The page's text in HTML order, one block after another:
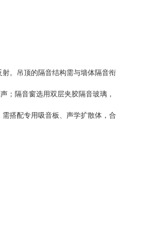
。吊顶的隔音结构需与墙体隔音衔
；隔音窗选用双层夹胶隔音玻璃，
搭配专用吸音板、声学扩散体，合